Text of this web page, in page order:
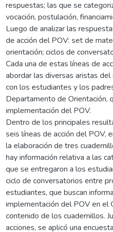
respuestas; las que se
vocación, postulación,
Luego de analizar las
de acción del POV: set de
orientación; ciclos de
Cada una de estas líneas de
abordar las diversas aristas
con los estudiantes y los
Departamento de Orientación,
implementación del POV.
Dentro de los principales
seis líneas de acción del POV,
la elaboración de tres
hay información relativa a las
que se entregaron a los
ciclo de conversatorios entre
estudiantes, que buscan
implementación del POV en el
contenido de los cuadernillos.
acciones, se aplicó una